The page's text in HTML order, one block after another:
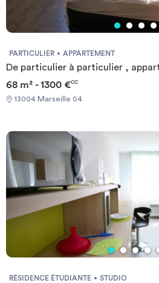
PARTICULIER APPARTEMENT
De particulier à particulier ,
68 m² - 1300 €CC
13004 Marseille 04
RÉSIDENCE ÉTUDIANTE STUDIO